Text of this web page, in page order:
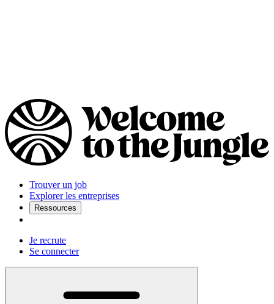
Trouver un job
Explorer les entreprises
Ressources
Je recrute
Se connecter